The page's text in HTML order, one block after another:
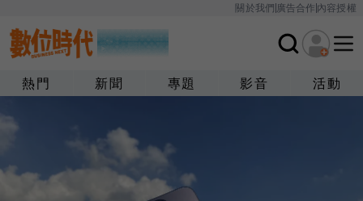
關於我們廣告合作內容授權
熱門 新聞 專題 影音 活動